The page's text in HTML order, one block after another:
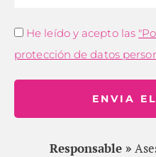
He leído y acepto las
protección de datos
ENVIA
Responsable »